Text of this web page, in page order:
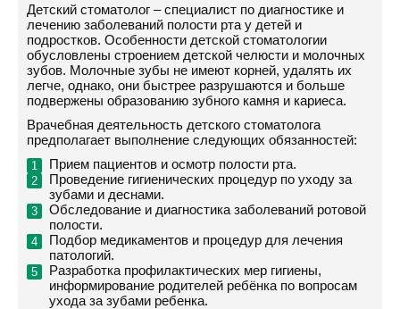
Детский стоматолог – специалист по диагностике и
лечению заболеваний полости рта у детей и
подростков. Особенности детской стоматологии
обусловлены строением детской челюсти и молочных
зубов. Молочные зубы не имеют корней, удалять их
легче, однако, они быстрее разрушаются и больше
подвержены образованию зубного камня и кариеса.
Врачебная деятельность детского стоматолога
предполагает выполнение следующих обязанностей:
Прием пациентов и осмотр полости рта.
Проведение гигиенических процедур по уходу за
зубами и деснами.
Обследование и диагностика заболеваний ротовой
полости.
Подбор медикаментов и процедур для лечения
патологий.
Разработка профилактических мер гигиены,
информирование родителей ребёнка по вопросам
ухода за зубами ребенка.